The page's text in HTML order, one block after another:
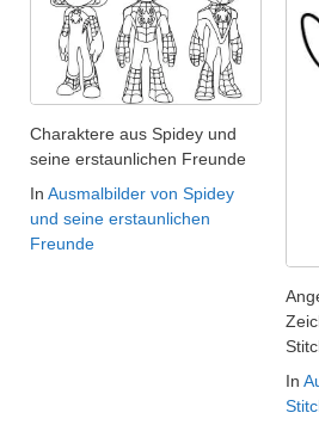
Charaktere aus Spidey und
seine erstaunlichen Freunde
In Ausmalbilder von Spidey
und seine erstaunlichen
Freunde
In